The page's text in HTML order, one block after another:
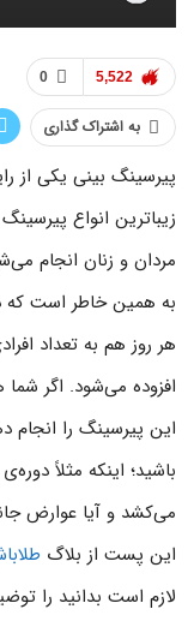
0 5,522
به اشتراک گذاری
پیرسینگ بینی یکی از
زیباترین انواع
مردان و زنان انجام
به همین خاطر است که
هر روز هم به تعداد
افزوده می‌شود. اگر
این پیرسینگ را انجام
باشید؛ اینکه مثلاً
می‌کشد و آیا عوارض
این پست از بلاگ
لازم است بدانید را